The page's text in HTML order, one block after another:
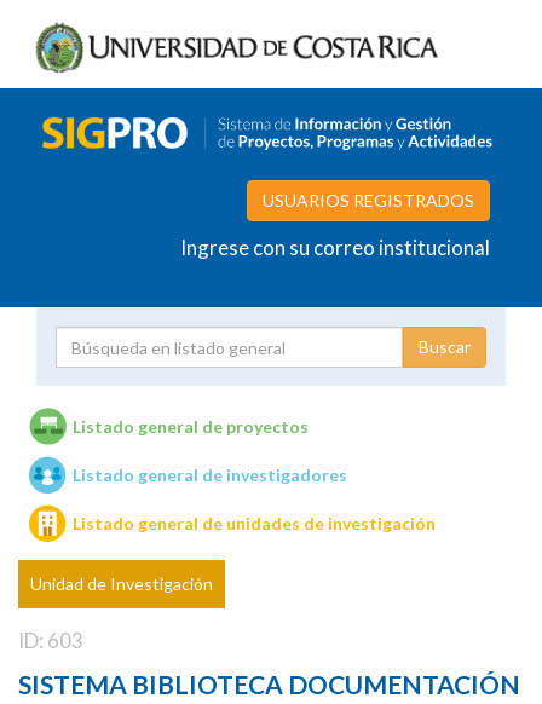
USUARIOS REGISTRADOS
Ingrese con su correo institucional
Unidades de investigación
Listado general de proyectos
Listado general de investigadores
Listado general de unidades de investigación
Unidad de Investigación
ID: 603
SISTEMA BIBLIOTECA DOCUMENTACIÓN